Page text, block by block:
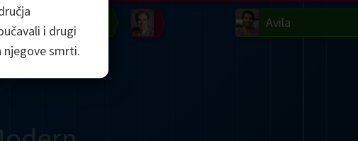
Avila
Matiyasevich
Easley
Robinson
Gödel
i drugi
smrti.